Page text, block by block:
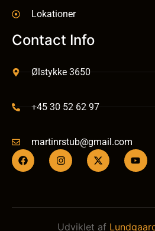
Lokationer
Contact Info
Ølstykke 3650
+45 30 52 62 97
martinrstub@gmail.com
Udviklet af